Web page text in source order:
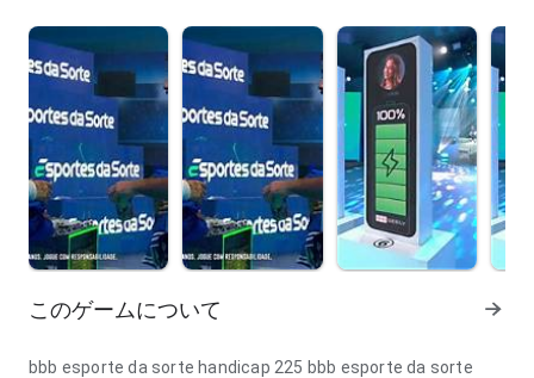
このゲームについて
bbb esporte da sorte handicap 225 bbb esporte da sorte